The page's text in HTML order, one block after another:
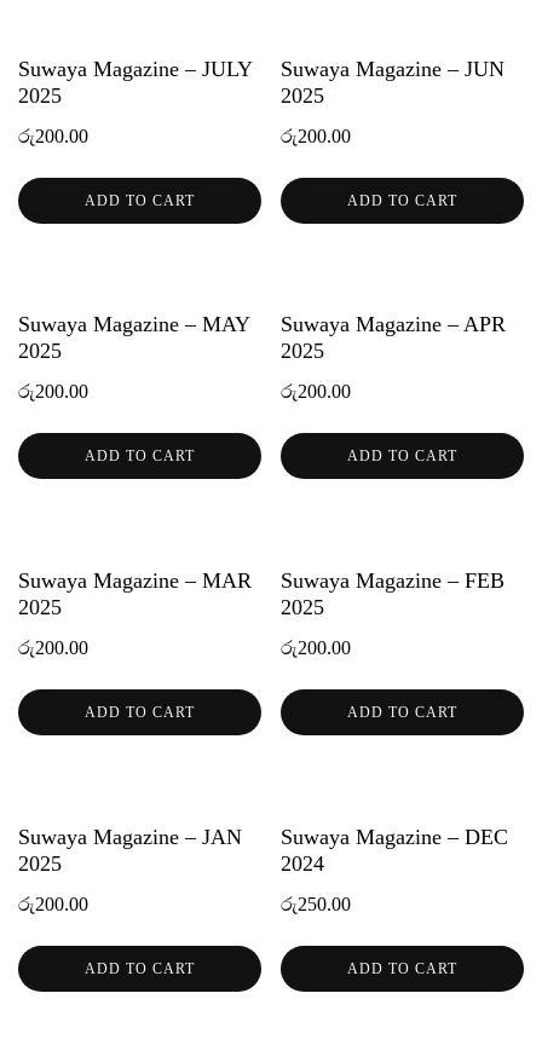
Suwaya Magazine – JULY
2025
රු200.00
ADD TO CART
Suwaya Magazine – JUN
2025
රු200.00
ADD TO CART
Suwaya Magazine – MAY
2025
රු200.00
ADD TO CART
Suwaya Magazine – APR
2025
රු200.00
ADD TO CART
Suwaya Magazine – MAR
2025
රු200.00
ADD TO CART
Suwaya Magazine – FEB
2025
රු200.00
ADD TO CART
Suwaya Magazine – JAN
2025
රු200.00
ADD TO CART
Suwaya Magazine – DEC
2024
රු250.00
ADD TO CART